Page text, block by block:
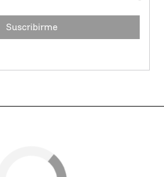
Suscribirme